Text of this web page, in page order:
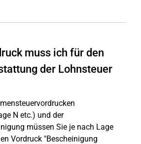
muss ich für den
der Lohnsteuer
N etc.) und der
müssen Sie je nach Lage
Vordruck "Bescheinigung